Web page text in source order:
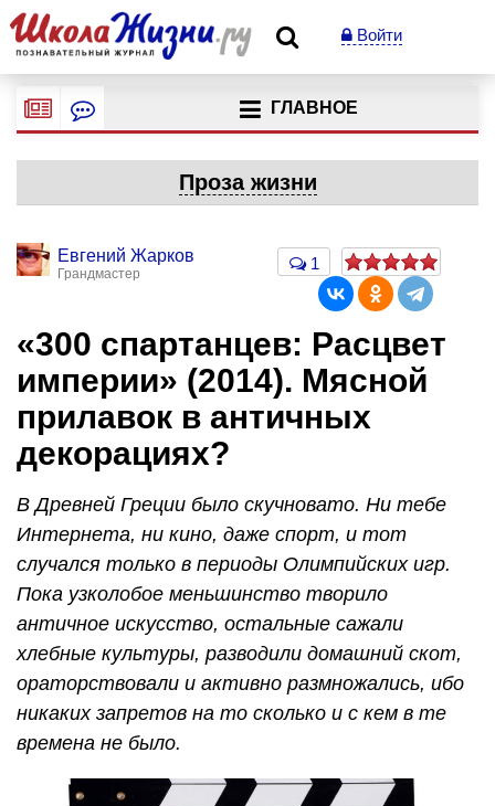
Войти
ГЛАВНОЕ
Проза жизни
Евгений Жарков
Грандмастер
1
«300 спартанцев: Расцвет
империи» (2014). Мясной
прилавок в античных
декорациях?
В Древней Греции было скучновато. Ни тебе
Интернета, ни кино, даже спорт, и тот
случался только в периоды Олимпийских игр.
Пока узколобое меньшинство творило
античное искусство, остальные сажали
хлебные культуры, разводили домашний скот,
ораторствовали и активно размножались, ибо
никаких запретов на то сколько и с кем в те
времена не было.